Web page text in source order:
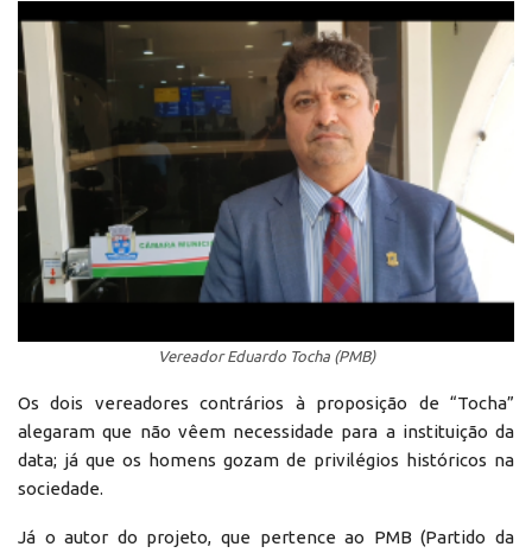
Vereador Eduardo Tocha (PMB)
Os dois vereadores contrários à proposição de “Tocha”
alegaram que não vêem necessidade para a instituição da
data; já que os homens gozam de privilégios históricos na
sociedade.
Já o autor do projeto, que pertence ao PMB (Partido da